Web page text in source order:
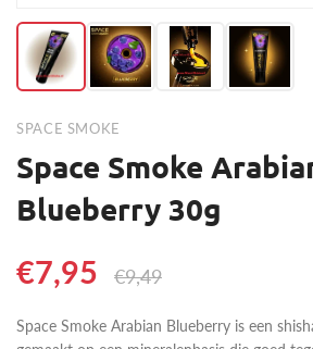
SPACE SMOKE
Space Smoke
Blueberry 30g
€7,95 €9,49
Space Smoke Arabian Blueberry is een